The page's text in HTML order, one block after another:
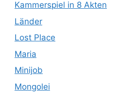
Kammerspiel in 8 Akten
Länder
Lost Place
Maria
Minijob
Mongolei